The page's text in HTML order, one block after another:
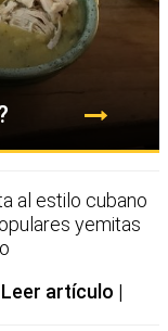
al estilo cubano
yemitas
Leer artículo